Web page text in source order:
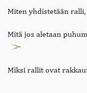
Miten yhdistetään
Mitä jos aletaan
Miksi rallit ovat